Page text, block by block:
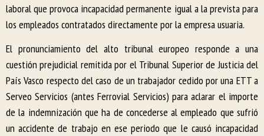
laboral que provoca incapacidad permanente igual a la prevista para
los empleados contratados directamente por la empresa usuaria.
El pronunciamiento del alto tribunal europeo responde a una
cuestión prejudicial remitida por el Tribunal Superior de Justicia del
País Vasco respecto del caso de un trabajador cedido por una ETT a
Serveo Servicios (antes Ferrovial Servicios) para aclarar el importe
de la indemnización que ha de concederse al empleado que sufrió
un accidente de trabajo en ese periodo que le causó incapacidad